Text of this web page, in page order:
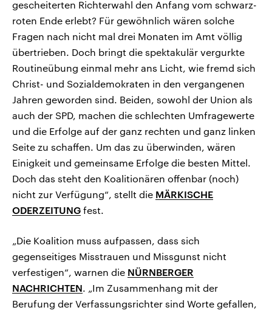
gescheiterten Richterwahl den Anfang vom schwarz-
roten Ende erlebt? Für gewöhnlich wären solche
Fragen nach nicht mal drei Monaten im Amt völlig
übertrieben. Doch bringt die spektakulär vergurkte
Routineübung einmal mehr ans Licht, wie fremd sich
Christ- und Sozialdemokraten in den vergangenen
Jahren geworden sind. Beiden, sowohl der Union als
auch der SPD, machen die schlechten Umfragewerte
und die Erfolge auf der ganz rechten und ganz linken
Seite zu schaffen. Um das zu überwinden, wären
Einigkeit und gemeinsame Erfolge die besten Mittel.
Doch das steht den Koalitionären offenbar (noch)
nicht zur Verfügung“, stellt die MÄRKISCHE
ODERZEITUNG fest.
„Die Koalition muss aufpassen, dass sich
gegenseitiges Misstrauen und Missgunst nicht
verfestigen“, warnen die NÜRNBERGER
NACHRICHTEN. „Im Zusammenhang mit der
Berufung der Verfassungsrichter sind Worte gefallen,